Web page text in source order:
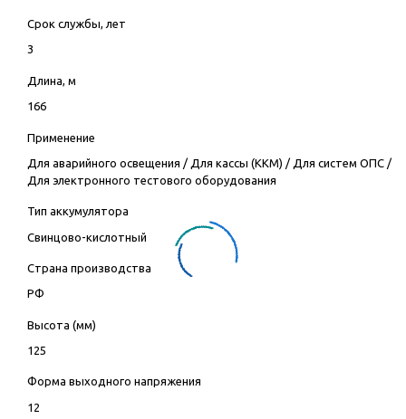
Срок службы, лет
3
Длина, м
166
Применение
Для аварийного освещения / Для кассы (ККМ) / Для систем ОПС/
Для электронного тестового оборудования
Тип аккумулятора
Свинцово-кислотный
Страна производства
РФ
Высота (мм)
125
Форма выходного напряжения
12